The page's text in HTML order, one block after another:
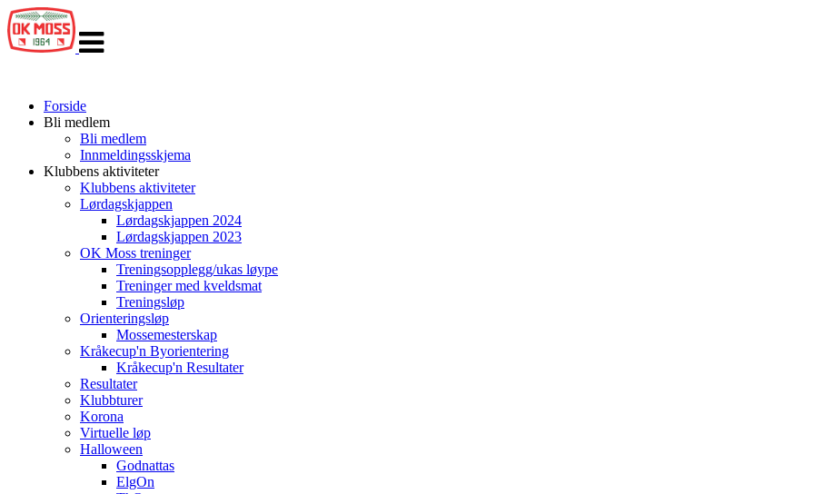
navigasjon
Forside
Bli medlem
Bli medlem
Innmeldingsskjema
Klubbens aktiviteter
Klubbens aktiviteter
Lørdagskjappen
Lørdagskjappen 2024
Lørdagskjappen 2023
OK Moss treninger
Treningsopplegg/ukas løype
Treninger med kveldsmat
Treningsløp
Orienteringsløp
Mossemesterskap
Kråkecup'n Byorientering
Kråkecup'n Resultater
Resultater
Klubbturer
Korona
Virtuelle løp
Halloween
Godnattas
ElgOn